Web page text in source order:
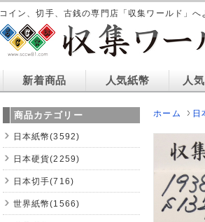
コイン、切手、古銭の専門店「収集ワールド」へ
新着商品 人気紙幣 人
ホーム 日
商品カテゴリー
日本紙幣(3592)
日本硬貨(2259)
日本切手(716)
世界紙幣(1566)